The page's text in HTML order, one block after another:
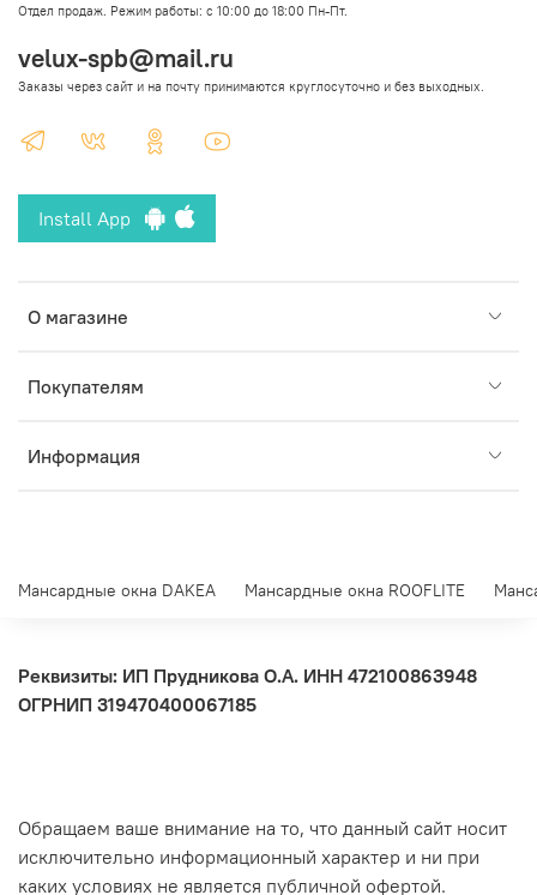
О магазине
Покупателям
Информация
Install App
Отдел продаж. Режим работы: с 10:00 до 18:00 Пн-Пт.
velux-spb@mail.ru
Заказы через сайт и на почту принимаются круглосуточно и без выходных.
Мансардные окна DAKEA Мансардные окна ROOFLITE
Реквизиты: ИП Прудникова О.А. ИНН 472100863948
ОГРНИП 319470400067185
Обращаем ваше внимание на то, что данный сайт носит
исключительно информационный характер и ни при
каких условиях не является публичной офертой.